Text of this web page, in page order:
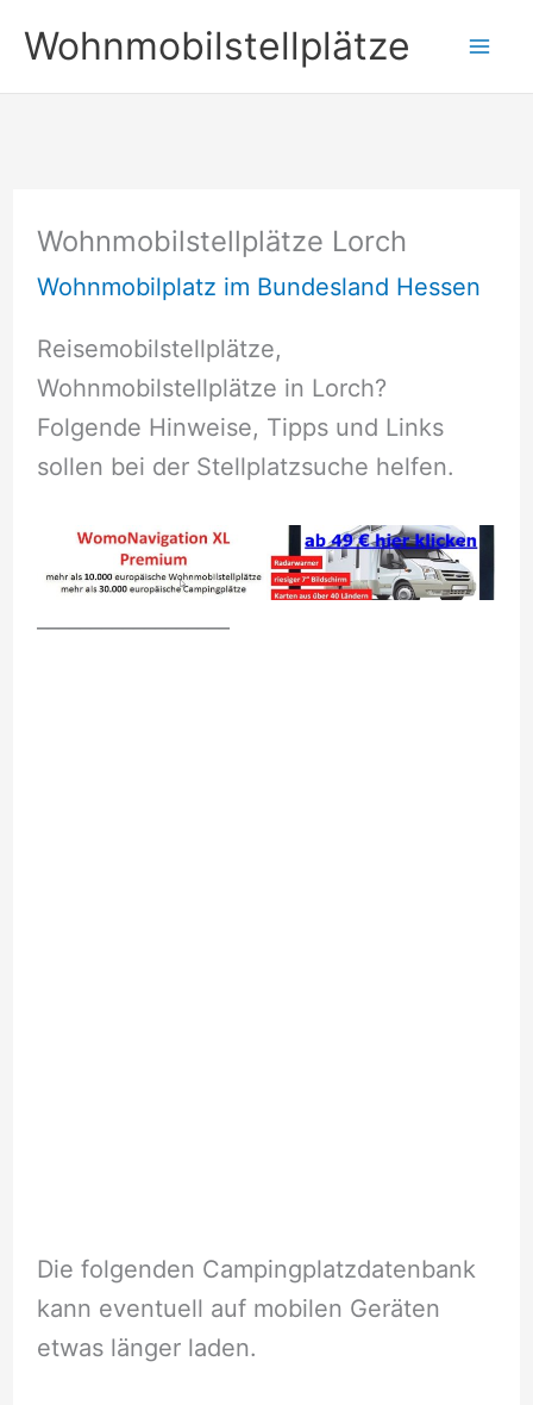
Inhalt
springen
Wohnmobilstellplätze
Wohnmobilstellplätze Lorch
Wohnmobilplatz im Bundesland Hessen
Reisemobilstellplätze,
Wohnmobilstellplätze in Lorch?
Folgende Hinweise, Tipps und Links
sollen bei der Stellplatzsuche helfen.
Die folgenden Campingplatzdatenbank
kann eventuell auf mobilen Geräten
etwas länger laden.